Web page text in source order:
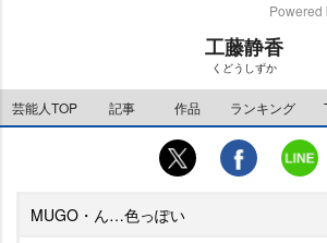
Powered
工藤静香
くどうしずか
芸能人TOP 記事 作品 ランキング
MUGO・ん…色っぽい